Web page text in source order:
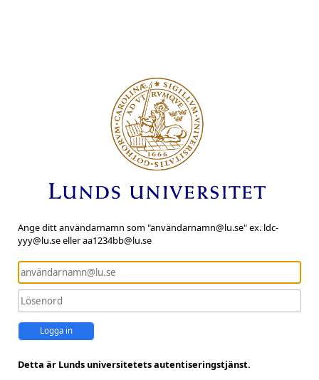
Ange ditt användarnamn som "användarnamn@lu.se" ex. ldc-
yyy@lu.se eller aa1234bb@lu.se
Logga in
Detta är Lunds universitetets autentiseringstjänst.